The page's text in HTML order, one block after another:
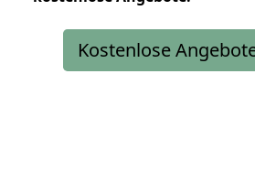
Kostenlose